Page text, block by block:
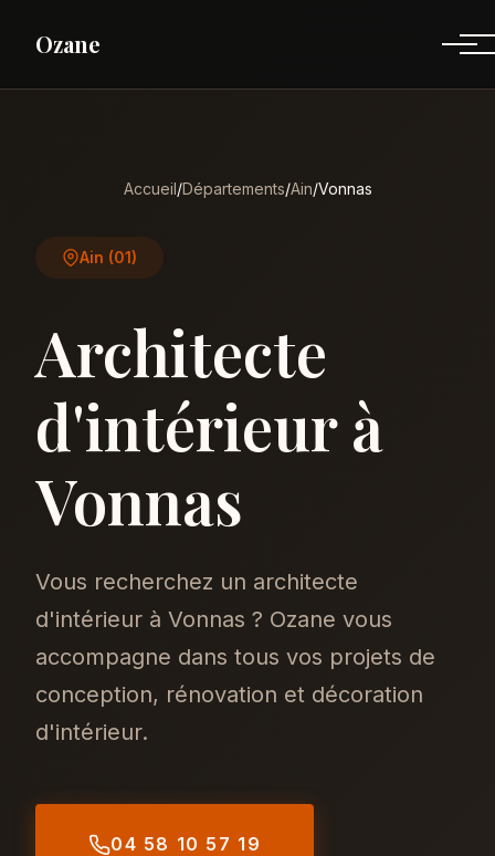
Ozane
Accueil/Départements/Ain/Vonnas
Ain (01)
Architecte
d'intérieur à
Vonnas
Vous recherchez un architecte
d'intérieur à Vonnas ? Ozane vous
accompagne dans tous vos projets de
conception, rénovation et décoration
d'intérieur.
04 58 10 57 19